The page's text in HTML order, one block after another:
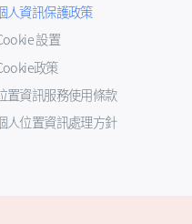
人資訊保護政策
設置
政策
置資訊服務使用條款
人位置資訊處理方針